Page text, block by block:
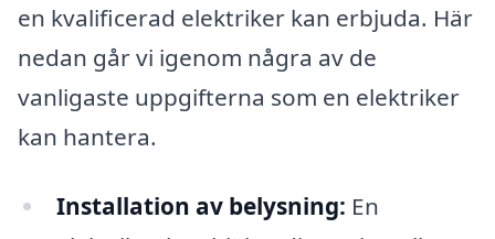
en kvalificerad elektriker kan erbjuda. Här
nedan går vi igenom några av de
vanligaste uppgifterna som en elektriker
kan hantera.
Installation av belysning: En